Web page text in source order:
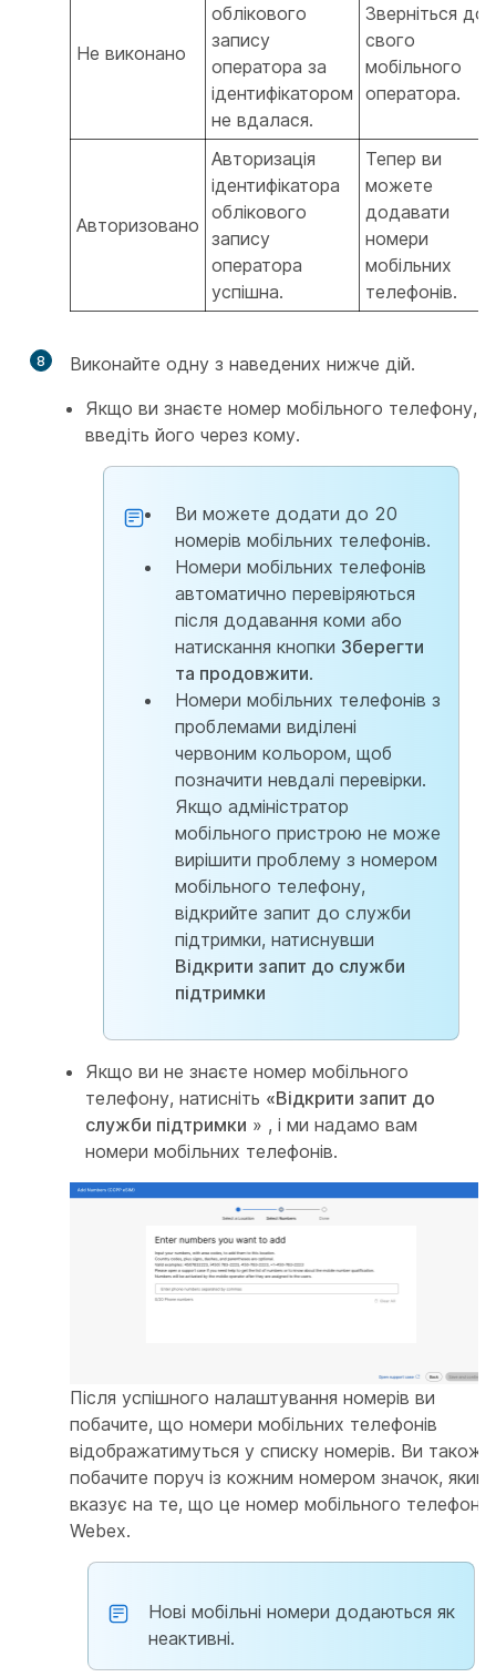
Не виконано
облікового
запису
оператора за
ідентифікатором
не вдалася.
Зверніться до
свого
мобільного
оператора.
Авторизовано
Авторизація
ідентифікатора
облікового
запису
оператора
успішна.
Тепер ви
можете
додавати
номери
мобільних
телефонів.
8
Виконайте одну з наведених нижче дій.
Якщо ви знаєте номер мобільного телефону,
введіть його через кому.
Ви можете додати до 20
номерів мобільних телефонів.
Номери мобільних телефонів
автоматично перевіряються
після додавання коми або
натискання кнопки Зберегти
та продовжити.
Номери мобільних телефонів з
проблемами виділені
червоним кольором, щоб
позначити невдалі перевірки.
Якщо адміністратор
мобільного пристрою не може
вирішити проблему з номером
мобільного телефону,
відкрийте запит до служби
підтримки, натиснувши
Відкрити запит до служби
підтримки
Якщо ви не знаєте номер мобільного
телефону, натисніть «Відкрити запит до
служби підтримки » , і ми надамо вам
номери мобільних телефонів.
Після успішного налаштування номерів ви
побачите, що номери мобільних телефонів
відображатимуться у списку номерів. Ви також
побачите поруч із кожним номером значок, який
вказує на те, що це номер мобільного телефону
Webex.
Нові мобільні номери додаються як
неактивні.